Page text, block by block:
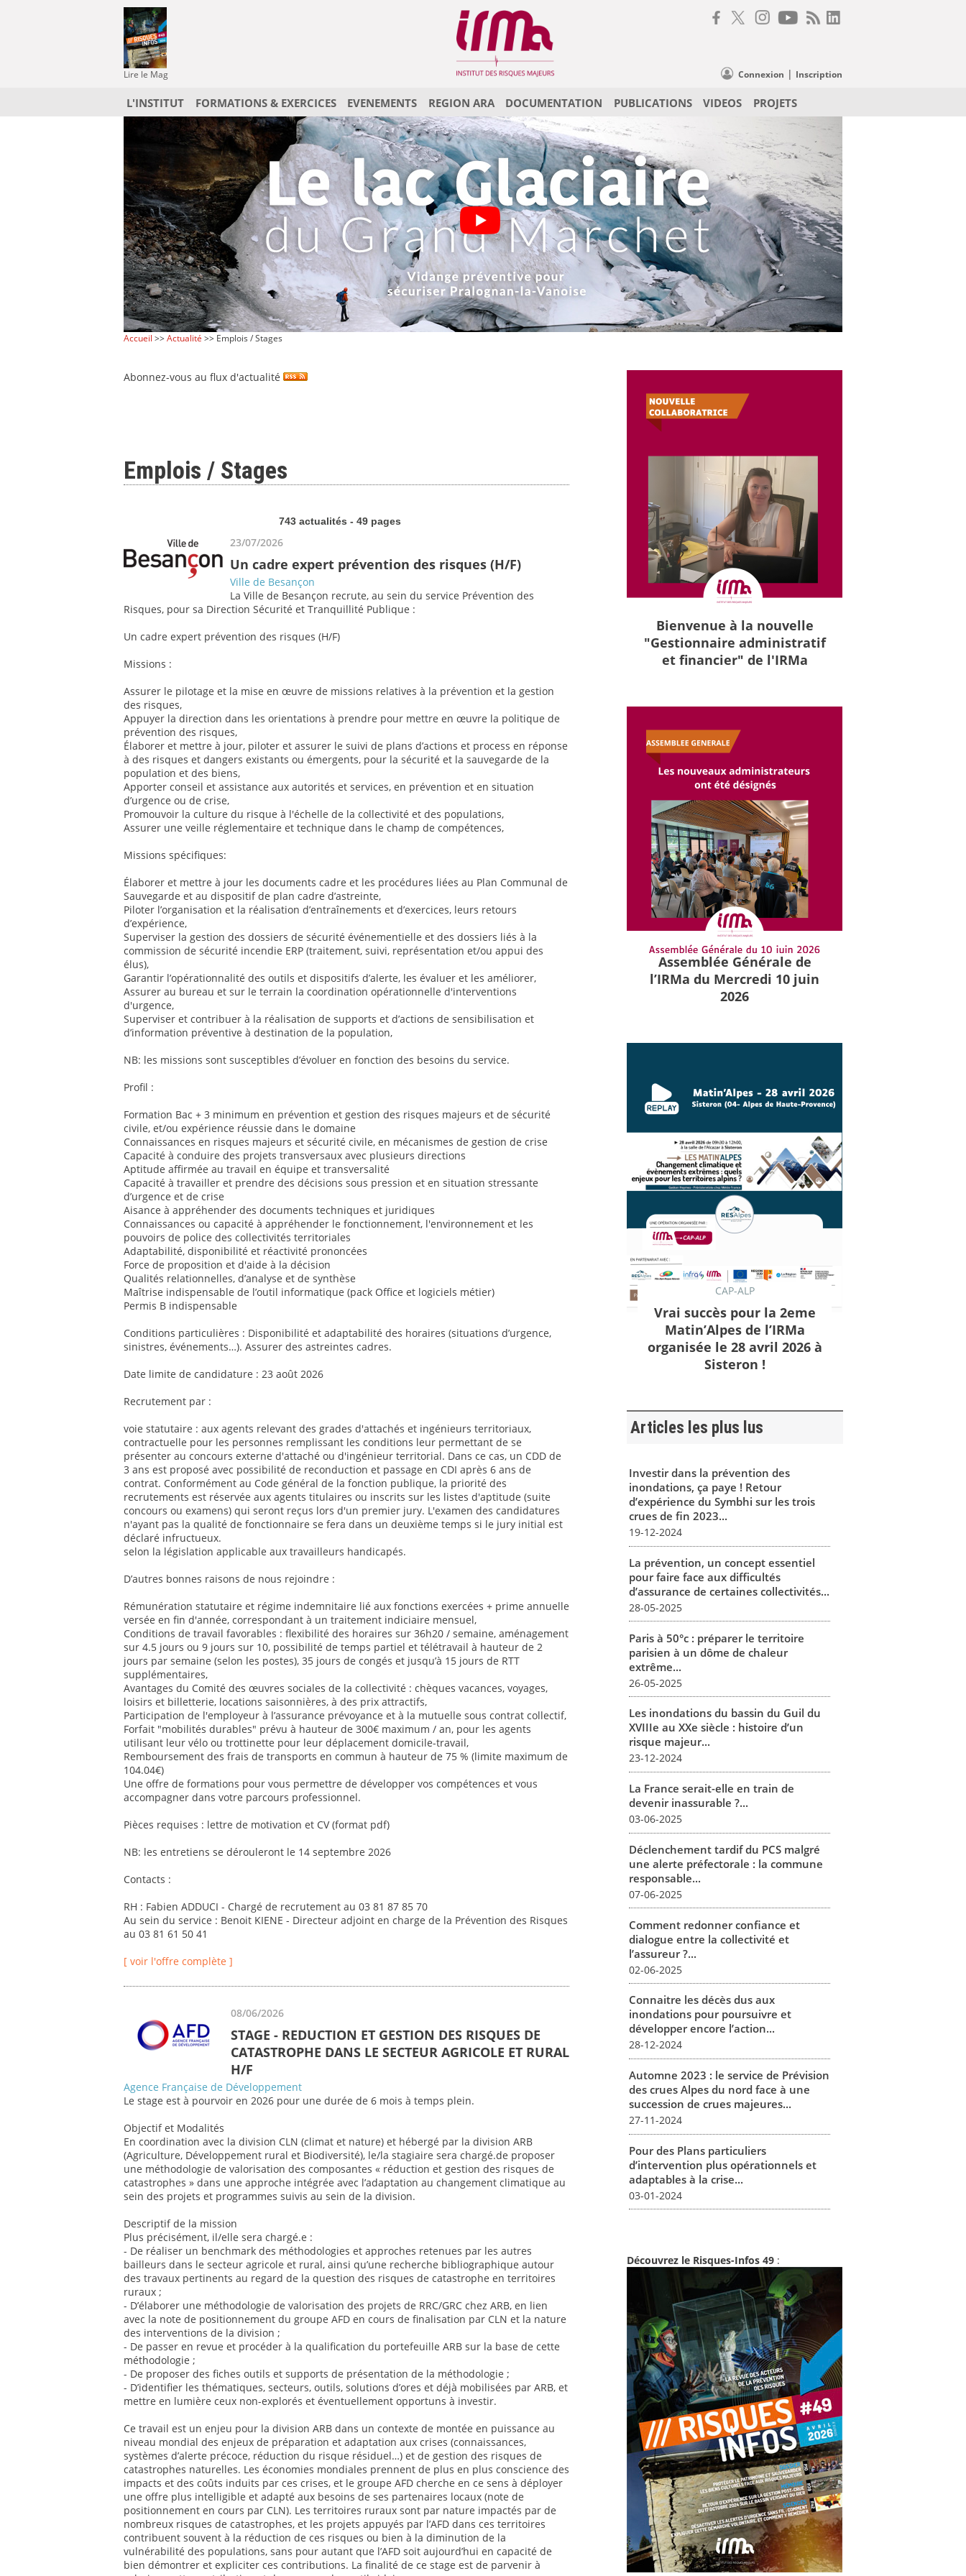
Lire le Mag Connexion | Inscription
L'INSTITUT FORMATIONS & EXERCICES EVENEMENTS REGION ARA DOCUMENTATION PUBLICATIONS VIDEOS PROJETS
Accueil >>Actualité >> Emplois / Stages
Abonnez-vous au flux d'actualité
Emplois / Stages
743 actualités - 49 pages
23/07/2026
Un cadre expert prévention des risques (H/F)
Ville de Besançon
La Ville de Besançon recrute, au sein du service Prévention des
Risques, pour sa Direction Sécurité et Tranquillité Publique :
Un cadre expert prévention des risques (H/F)
Missions :
Assurer le pilotage et la mise en œuvre de missions relatives à la prévention et la gestion
des risques,
Appuyer la direction dans les orientations à prendre pour mettre en œuvre la politique de
prévention des risques,
Élaborer et mettre à jour, piloter et assurer le suivi de plans d’actions et process en réponse
à des risques et dangers existants ou émergents, pour la sécurité et la sauvegarde de la
population et des biens,
Apporter conseil et assistance aux autorités et services, en prévention et en situation
d’urgence ou de crise,
Promouvoir la culture du risque à l'échelle de la collectivité et des populations,
Assurer une veille réglementaire et technique dans le champ de compétences,
Missions spécifiques:
Élaborer et mettre à jour les documents cadre et les procédures liées au Plan Communal de
Sauvegarde et au dispositif de plan cadre d’astreinte,
Piloter l’organisation et la réalisation d’entraînements et d’exercices, leurs retours
d’expérience,
Superviser la gestion des dossiers de sécurité événementielle et des dossiers liés à la
commission de sécurité incendie ERP (traitement, suivi, représentation et/ou appui des
élus),
Garantir l’opérationnalité des outils et dispositifs d’alerte, les évaluer et les améliorer,
Assurer au bureau et sur le terrain la coordination opérationnelle d'interventions
d'urgence,
Superviser et contribuer à la réalisation de supports et d’actions de sensibilisation et
d’information préventive à destination de la population,
NB: les missions sont susceptibles d’évoluer en fonction des besoins du service.
Profil :
Formation Bac + 3 minimum en prévention et gestion des risques majeurs et de sécurité
civile, et/ou expérience réussie dans le domaine
Connaissances en risques majeurs et sécurité civile, en mécanismes de gestion de crise
Capacité à conduire des projets transversaux avec plusieurs directions
Aptitude affirmée au travail en équipe et transversalité
Capacité à travailler et prendre des décisions sous pression et en situation stressante
d’urgence et de crise
Aisance à appréhender des documents techniques et juridiques
Connaissances ou capacité à appréhender le fonctionnement, l'environnement et les
pouvoirs de police des collectivités territoriales
Adaptabilité, disponibilité et réactivité prononcées
Force de proposition et d'aide à la décision
Qualités relationnelles, d’analyse et de synthèse
Maîtrise indispensable de l’outil informatique (pack Office et logiciels métier)
Permis B indispensable
Conditions particulières : Disponibilité et adaptabilité des horaires (situations d’urgence,
sinistres, événements…). Assurer des astreintes cadres.
Date limite de candidature : 23 août 2026
Recrutement par :
voie statutaire : aux agents relevant des grades d'attachés et ingénieurs territoriaux,
contractuelle pour les personnes remplissant les conditions leur permettant de se
présenter au concours externe d'attaché ou d'ingénieur territorial. Dans ce cas, un CDD de
3 ans est proposé avec possibilité de reconduction et passage en CDI après 6 ans de
contrat. Conformément au Code général de la fonction publique, la priorité des
recrutements est réservée aux agents titulaires ou inscrits sur les listes d'aptitude (suite
concours ou examens) qui seront reçus lors d'un premier jury. L'examen des candidatures
n'ayant pas la qualité de fonctionnaire se fera dans un deuxième temps si le jury initial est
déclaré infructueux.
selon la législation applicable aux travailleurs handicapés.
D’autres bonnes raisons de nous rejoindre :
Rémunération statutaire et régime indemnitaire lié aux fonctions exercées + prime annuelle
versée en fin d'année, correspondant à un traitement indiciaire mensuel,
Conditions de travail favorables : flexibilité des horaires sur 36h20 / semaine, aménagement
sur 4.5 jours ou 9 jours sur 10, possibilité de temps partiel et télétravail à hauteur de 2
jours par semaine (selon les postes), 35 jours de congés et jusqu’à 15 jours de RTT
supplémentaires,
Avantages du Comité des œuvres sociales de la collectivité : chèques vacances, voyages,
loisirs et billetterie, locations saisonnières, à des prix attractifs,
Participation de l'employeur à l’assurance prévoyance et à la mutuelle sous contrat collectif,
Forfait "mobilités durables" prévu à hauteur de 300€ maximum / an, pour les agents
utilisant leur vélo ou trottinette pour leur déplacement domicile-travail,
Remboursement des frais de transports en commun à hauteur de 75 % (limite maximum de
104.04€)
Une offre de formations pour vous permettre de développer vos compétences et vous
accompagner dans votre parcours professionnel.
Pièces requises : lettre de motivation et CV (format pdf)
NB: les entretiens se dérouleront le 14 septembre 2026
Contacts :
RH : Fabien ADDUCI - Chargé de recrutement au 03 81 87 85 70
Au sein du service : Benoit KIENE - Directeur adjoint en charge de la Prévention des Risques
au 03 81 61 50 41
[ voir l'offre complète ]
08/06/2026
STAGE - REDUCTION ET GESTION DES RISQUES DE
CATASTROPHE DANS LE SECTEUR AGRICOLE ET RURAL
H/F
Agence Française de Développement
Le stage est à pourvoir en 2026 pour une durée de 6 mois à temps plein.
Objectif et Modalités
En coordination avec la division CLN (climat et nature) et hébergé par la division ARB
(Agriculture, Développement rural et Biodiversité), le/la stagiaire sera chargé.de proposer
une méthodologie de valorisation des composantes « réduction et gestion des risques de
catastrophes » dans une approche intégrée avec l’adaptation au changement climatique au
sein des projets et programmes suivis au sein de la division.
Descriptif de la mission
Plus précisément, il/elle sera chargé.e :
- De réaliser un benchmark des méthodologies et approches retenues par les autres
bailleurs dans le secteur agricole et rural, ainsi qu’une recherche bibliographique autour
des travaux pertinents au regard de la question des risques de catastrophe en territoires
ruraux ;
- D’élaborer une méthodologie de valorisation des projets de RRC/GRC chez ARB, en lien
avec la note de positionnement du groupe AFD en cours de finalisation par CLN et la nature
des interventions de la division ;
- De passer en revue et procéder à la qualification du portefeuille ARB sur la base de cette
méthodologie ;
- De proposer des fiches outils et supports de présentation de la méthodologie ;
- D’identifier les thématiques, secteurs, outils, solutions d’ores et déjà mobilisées par ARB, et
mettre en lumière ceux non-explorés et éventuellement opportuns à investir.
Ce travail est un enjeu pour la division ARB dans un contexte de montée en puissance au
niveau mondial des enjeux de préparation et adaptation aux crises (connaissances,
systèmes d’alerte précoce, réduction du risque résiduel…) et de gestion des risques de
catastrophes naturelles. Les économies mondiales prennent de plus en plus conscience des
impacts et des coûts induits par ces crises, et le groupe AFD cherche en ce sens à déployer
une offre plus intelligible et adapté aux besoins de ses partenaires locaux (note de
positionnement en cours par CLN). Les territoires ruraux sont par nature impactés par de
nombreux risques de catastrophes, et les projets appuyés par l’AFD dans ces territoires
contribuent souvent à la réduction de ces risques ou bien à la diminution de la
vulnérabilité des populations, sans pour autant que l’AFD soit aujourd’hui en capacité de
bien démontrer et expliciter ces contributions. La finalité de ce stage est de parvenir à
Bienvenue à la nouvelle
"Gestionnaire administratif
et financier" de l'IRMa
Assemblée Générale de
l’IRMa du Mercredi 10 juin
2026
CAP-ALP
Vrai succès pour la 2eme
Matin’Alpes de l’IRMa
organisée le 28 avril 2026 à
Sisteron !
Articles les plus lus
Investir dans la prévention des
inondations, ça paye ! Retour
d’expérience du Symbhi sur les trois
crues de fin 2023...
19-12-2024
La prévention, un concept essentiel
pour faire face aux difficultés
d’assurance de certaines collectivités...
28-05-2025
Paris à 50°c : préparer le territoire
parisien à un dôme de chaleur
extrême...
26-05-2025
Les inondations du bassin du Guil du
XVIIIe au XXe siècle : histoire d’un
risque majeur...
23-12-2024
La France serait-elle en train de
devenir inassurable ?...
03-06-2025
Déclenchement tardif du PCS malgré
une alerte préfectorale : la commune
responsable...
07-06-2025
Comment redonner confiance et
dialogue entre la collectivité et
l’assureur ?...
02-06-2025
Connaitre les décès dus aux
inondations pour poursuivre et
développer encore l’action...
28-12-2024
Automne 2023 : le service de Prévision
des crues Alpes du nord face à une
succession de crues majeures...
27-11-2024
Pour des Plans particuliers
d’intervention plus opérationnels et
adaptables à la crise...
03-01-2024
Découvrez le Risques-Infos 49 :